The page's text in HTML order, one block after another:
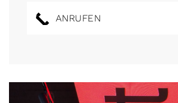
ANRUFEN